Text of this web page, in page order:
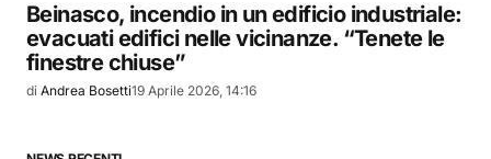
Beinasco, incendio in un edificio industriale:
evacuati edifici nelle vicinanze. “Tenete le
finestre chiuse”
di Andrea Bosetti19 Aprile 2026, 14:16